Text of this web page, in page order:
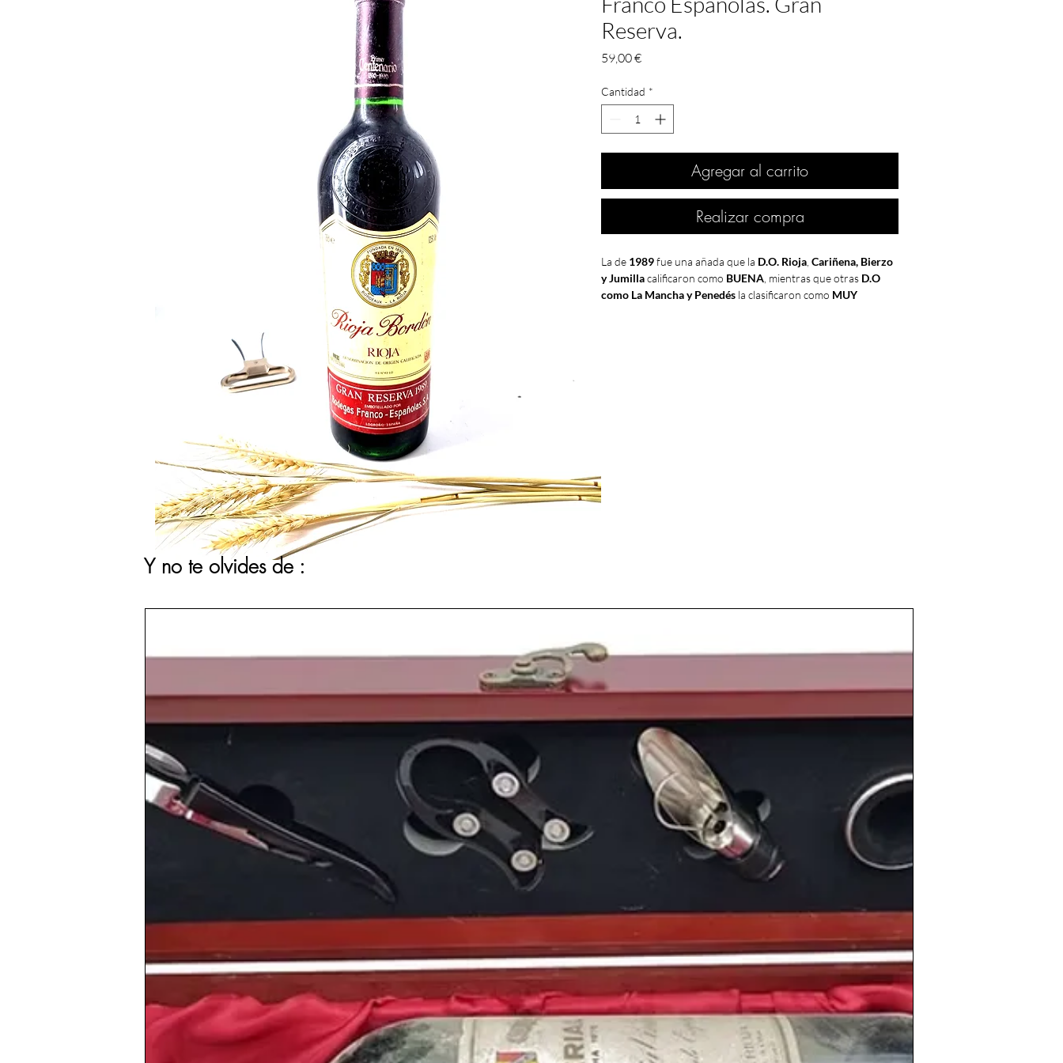
Reserva.
59,00 €Precio
Cantidad *
Agregar al carrito
Realizar compra
La de 1989fue una añada que la D.O. Rioja Cariñena, Bierzo
y Jumillacalificaron como BUENA , mientras que otras D.O
como La Mancha y Penedés la clasificaron como MUY
y la Guerra Fría llegaba a su fin con lacaída del Muro de
de Belin derribó el Muro y posibilitó la reunificación de
Alemania, lo que conllevaría grandes cambios en los países en
Mancha dimite como presidente del partido
Popular,que cambia de nombre para pasar a llamarse
Populardel que cogio de nuevo las riendas
Iribarne y elPSOE obtiene la victoria en las
eleccionesrenovando su anterior mayoría absoluta con 176
Felipe Gonzáleza la cabeza.
1989el Consejo de Ministros concede la
tres nuevos canales
privados de televisión,
Tele 5, Antena 3 y Canal Plus
La afición merengue rugía con la vigesimocuartavictoria de
Santiago Bernabéu con un 3 a 0 gracias a los goles de
Butragueño, Hugo Sánchez y Gordillo.
Y en la máxima competición futbolística europea elAC
Milánconseguía con un decisivo 4 a 0 su tercera Copa de
Europa.
Nuestro ciclista Pedro Delgado, más conocido por su apodo
Perico Delgado, fue el vencedor de
La Vuelta a Españaen su
Y no te olvides de :